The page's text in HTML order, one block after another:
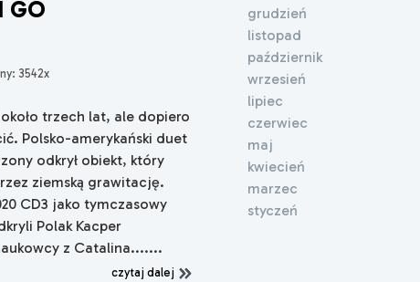
GO
3542x
trzech lat, ale dopiero
Polsko-amerykański duet
odkrył obiekt, który
ziemską grawitację.
CD3 jako tymczasowy
Polak Kacper
z Catalina.......
czytaj dalej
grudzień
listopad
październik
wrzesień
lipiec
czerwiec
maj
kwiecień
marzec
styczeń